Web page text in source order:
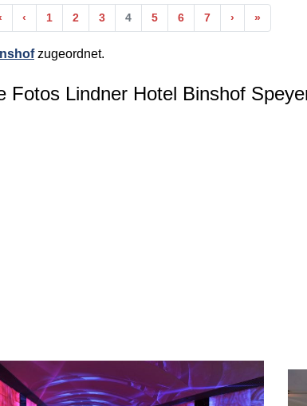
Anfang
‹ Vorherige
1 2 3 4 5 6 7 › Nächste
»
zugeordnet.
Fotos Lindner Hotel Binshof